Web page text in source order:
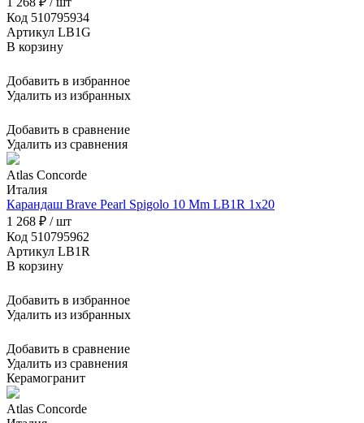
Код 510795934
Артикул LB1G
В корзину
Добавить в избранное
Удалить из избранных
Добавить в сравнение
Удалить из сравнения
Atlas Concorde
Италия
Карандаш Brave Pearl Spigolo 10 Mm LB1R 1x20
1 268 ₽ / шт
Код 510795962
Артикул LB1R
В корзину
Добавить в избранное
Удалить из избранных
Добавить в сравнение
Удалить из сравнения
Керамогранит
Atlas Concorde